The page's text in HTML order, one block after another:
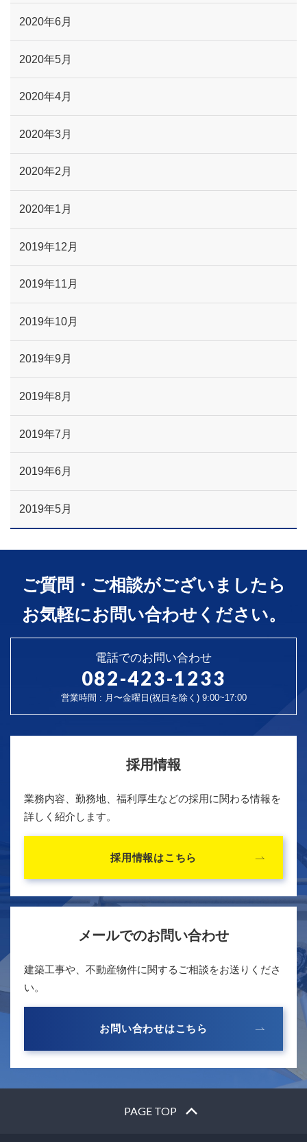
2020年6月
2020年5月
2020年4月
2020年3月
2020年2月
2020年1月
2019年12月
2019年11月
2019年10月
2019年9月
2019年8月
2019年7月
2019年6月
2019年5月
ご質問・ご相談がございましたら
お気軽にお問い合わせください。
電話でのお問い合わせ
082-423-1233
営業時間 : 月〜金曜日(祝日を除く) 9:00~17:00
採用情報
業務内容、勤務地、福利厚生などの採用に関わる情報を
詳しく紹介します。
採用情報はこちら
メールでのお問い合わせ
建築工事や、不動産物件に関するご相談をお送りくださ
い。
お問い合わせはこちら
PAGE TOP